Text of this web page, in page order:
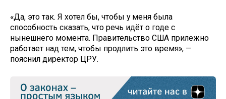
«Да, это так. Я хотел бы, чтобы у меня была
способность сказать, что речь идёт о годе с
нынешнего момента. Правительство США прилежно
работает над тем, чтобы продлить это время», —
пояснил директор ЦРУ.